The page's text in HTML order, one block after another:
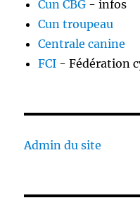
Cun CBG - infos
Cun troupeau
Centrale canine
FCI - Fédération
Admin du site